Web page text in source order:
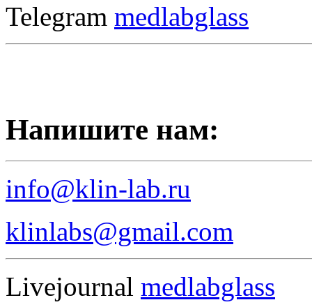
Telegram medlabglass
Напишите нам:
info@klin-lab.ru
klinlabs@gmail.com
Livejournal medlabglass